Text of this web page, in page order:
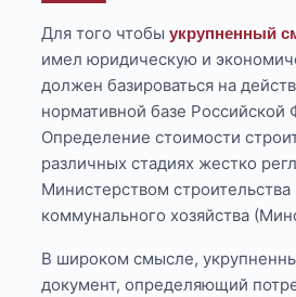
Для того чтобыукрупненный
имел юридическую и
должен базироваться на
нормативной базе Российской
Определение стоимости
различных стадиях жестко
Министерством
коммунального хозяйства
В широком смысле,
документ, определяющий